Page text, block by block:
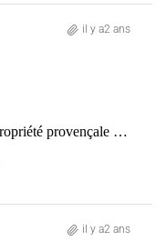
il y a2 ans
Saint-Paul-de-Vence – Magnifique propriété provençale dans domaine privé
il y a2 ans